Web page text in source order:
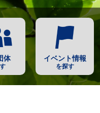
体 イベント情報
を探す